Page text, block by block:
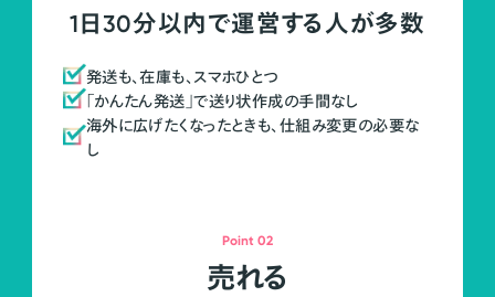
1日30分以内で運営する人が多数
発送も、在庫も、スマホひとつ
「かんたん発送」で送り状作成の手間なし
海外に広げたくなったときも、仕組み変更の必要な
し
Point 02
売れる